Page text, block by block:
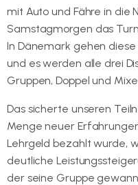
mit Auto und Fähre in die
Samstagmorgen das
In Dänemark gehen
und es werden alle drei
Gruppen, Doppel und
Das sicherte unseren
Menge neuer
Lehrgeld bezahlt wurde,
deutliche
der seine Gruppe